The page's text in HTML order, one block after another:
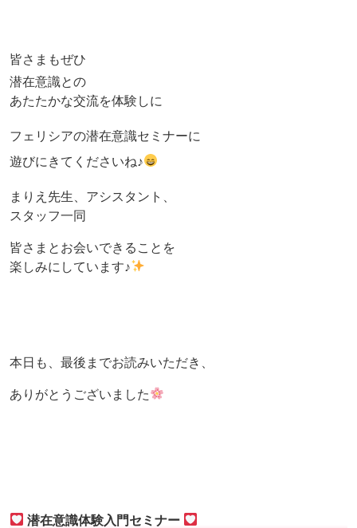
皆さまもぜひ
潜在意識との
あたたかな交流を体験しに
フェリシアの潜在意識セミナーに
遊びにきてくださいね♪
まりえ先生、アシスタント、
スタッフ一同
皆さまとお会いできることを
楽しみにしています♪
本日も、最後までお読みいただき、
ありがとうございました
潜在意識体験入門セミナー